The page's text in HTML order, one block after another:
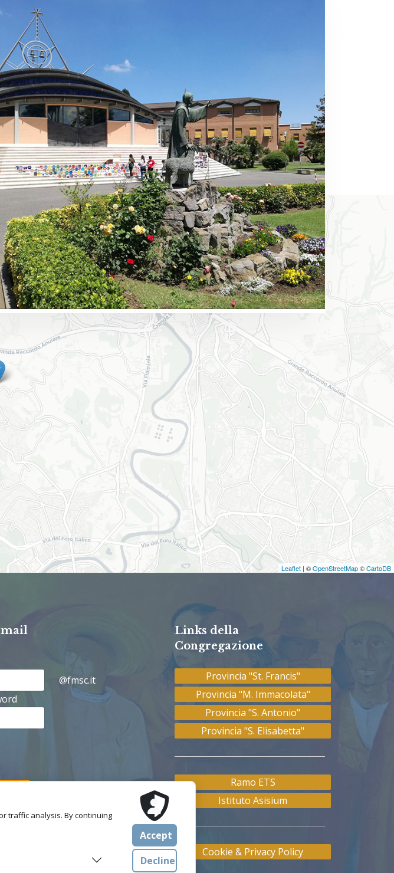
traffic analysis. By continuing
Accept
Decline
Leaflet | ©OpenStreetMap©CartoDB
@fmsc.it
Links della
Congregazione
Provincia "St. Francis"
Provincia "M. Immacolata"
Provincia "S. Antonio"
Provincia "S. Elisabetta"
Ramo ETS
Istituto Asisium
Cookie & Privacy Policy